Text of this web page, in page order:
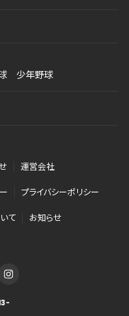
少年野球
運営会社
プライバシーポリシー
て お知らせ